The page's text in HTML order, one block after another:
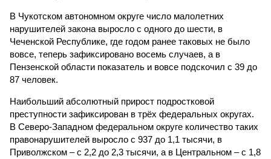
В Чукотском автономном округе число малолетних
нарушителей закона выросло с одного до шести, в
Чеченской Республике, где годом ранее таковых не было
вовсе, теперь зафиксировано восемь случаев, а в
Пензенской области показатель и вовсе подскочил с 39 до
87 человек.
Наибольший абсолютный прирост подростковой
преступности зафиксирован в трёх федеральных округах.
В Северо-Западном федеральном округе количество таких
правонарушителей выросло с 937 до 1,1 тысячи, в
Приволжском – с 2,2 до 2,3 тысячи, а в Центральном – с 1,8